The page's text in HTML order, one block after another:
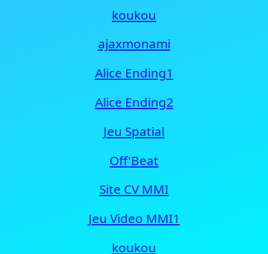
koukou
ajaxmonami
Alice Ending1
Alice Ending2
Jeu Spatial
Off'Beat
Site CV MMI
Jeu Video MMI1
koukou